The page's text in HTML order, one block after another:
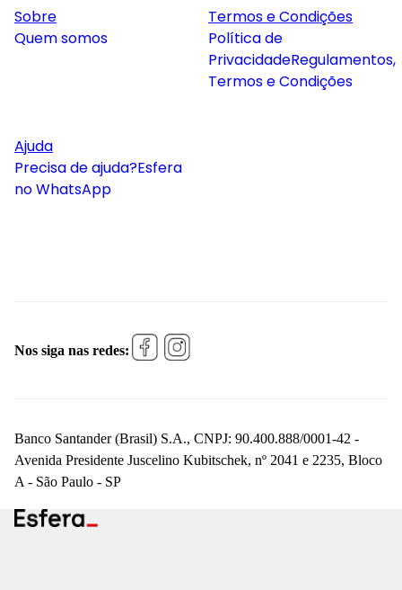
Sobre
Quem somos
Termos e Condições
Política de
PrivacidadeRegulamentos,
Termos e Condições
Ajuda
Precisa de ajuda?Esfera
no WhatsApp
Nos siga nas redes:
Banco Santander (Brasil) S.A., CNPJ: 90.400.888/0001-42 -
Avenida Presidente Juscelino Kubitschek, nº 2041 e 2235, Bloco
A - São Paulo - SP